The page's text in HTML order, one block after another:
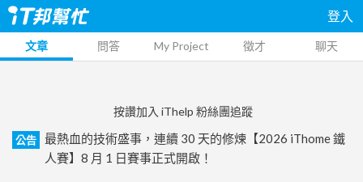
登入
文章 問答 My Project 徵才 聊天
按讚加入 iThelp 粉絲團追蹤
公告
最熱血的技術盛事，連續 30 天的修煉【2026 iThome 鐵
人賽】8 月 1 日賽事正式開啟！